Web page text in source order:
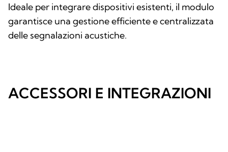
Ideale per integrare dispositivi esistenti, il modulo
garantisce una gestione efficiente e centralizzata
delle segnalazioni acustiche.
ACCESSORI E INTEGRAZIONI